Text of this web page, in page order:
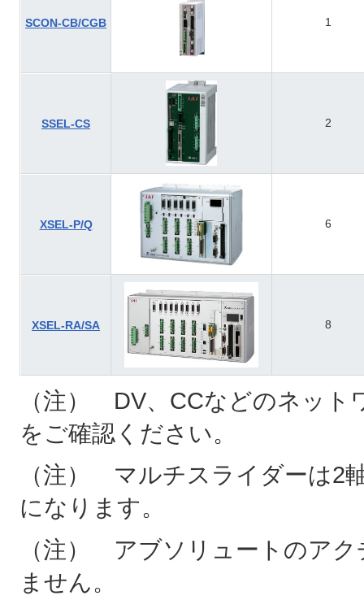
SCON-CB/CGB 1
SSEL-CS 2
XSEL-P/Q 6
XSEL-RA/SA 8
（注） DV、CCなどのネット
をご確認ください。
（注） マルチスライダーは2
になります。
（注） アブソリュートのア
ません。